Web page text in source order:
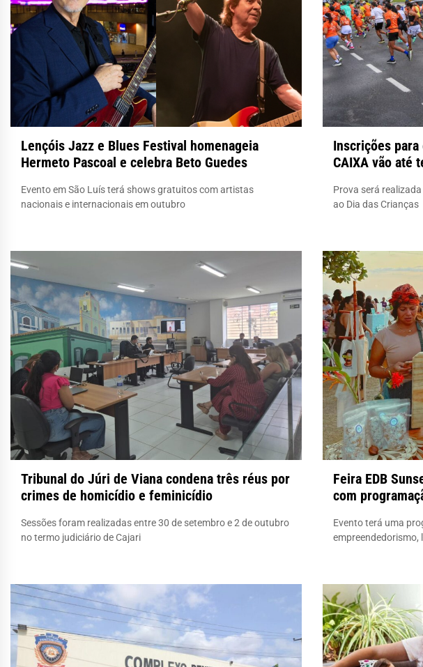
Lençóis Jazz e Blues Festival homenageia
Hermeto Pascoal e celebra Beto Guedes
Evento em São Luís terá shows gratuitos com artistas
nacionais e internacionais em outubro
Inscrições
CAIXA vão até
Prova será
ao Dia das Crianças
Tribunal do Júri de Viana condena três réus por
crimes de homicídio e feminicídio
Sessões foram realizadas entre 30 de setembro e 2 de outubro
no termo judiciário de Cajari
Feira EDB
com
Evento terá uma
empreendedorismo,